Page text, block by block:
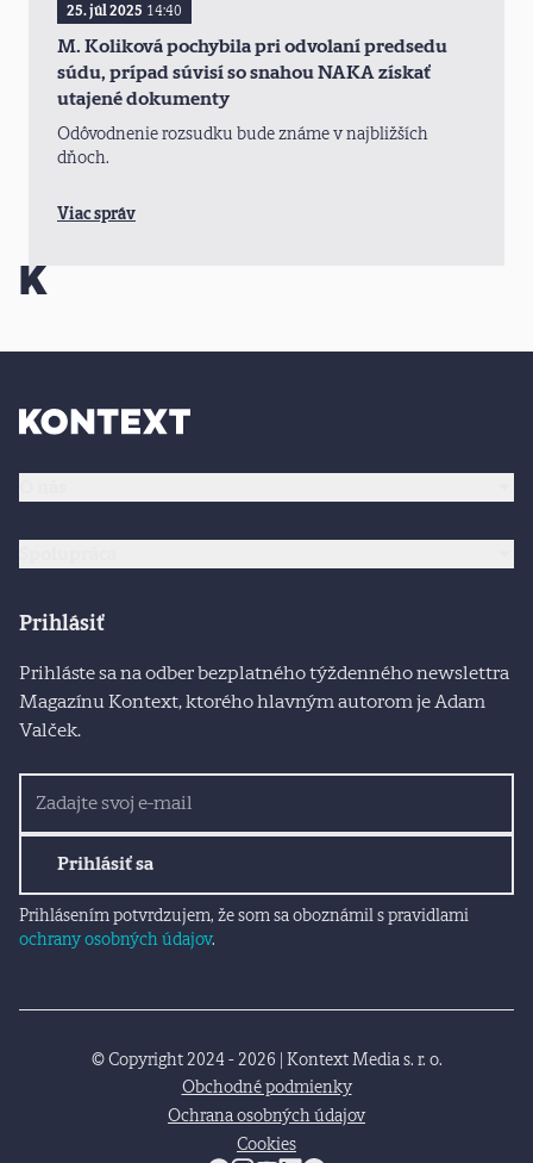
25. júl 2025 14:40
M. Koliková pochybila pri odvolaní predsedu
súdu, prípad súvisí so snahou NAKA získať
utajené dokumenty
Odôvodnenie rozsudku bude známe v najbližších
dňoch.
Viac správ
Prihlásiť
Prihláste sa na odber bezplatného týždenného newslettra
Magazínu Kontext, ktorého hlavným autorom je Adam
Valček.
Prihlásiť sa
Prihlásením potvrdzujem, že som sa oboznámil s pravidlami
ochrany osobných údajov.
© Copyright 2024 - 2026 | Kontext Media s. r. o.
Obchodné podmienky
Ochrana osobných údajov
Cookies